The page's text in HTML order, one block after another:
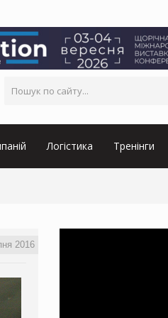
Логістика Тренінги
2016